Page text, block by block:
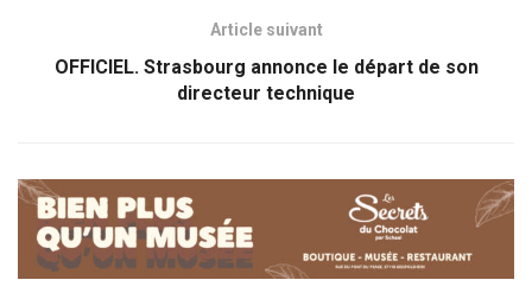
Article suivant
OFFICIEL. Strasbourg annonce le départ de son
directeur technique